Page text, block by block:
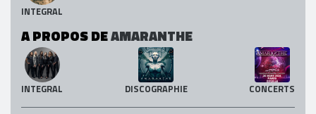
INTEGRAL
A PROPOS DEAMARANTHE
INTEGRAL DISCOGRAPHIE CONCERTS